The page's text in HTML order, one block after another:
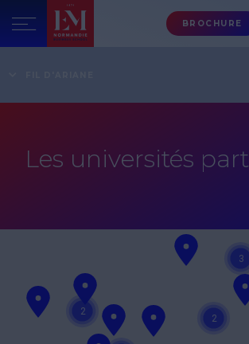
Menu
header-
BROCHURE
Les universités
2
3
2